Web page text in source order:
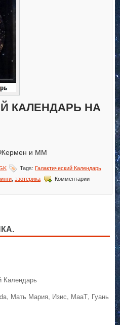
КАЛЕНДАРЬ НА
Жермен и ММ
Tags: Галактический Календарь
эзотерика Комментариик
Календарь
Календарь
Мать Мария, Изис, МааТ, Гуань